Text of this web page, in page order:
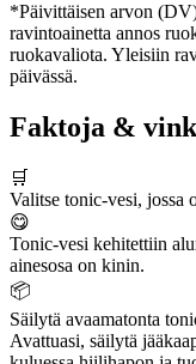
*Päivittäisen arvon
ravintoainetta annos
ruokavaliota. Yleisiin
päivässä.
Faktoja &
🛒
Valitse tonic-vesi, jossa
😋
Tonic-vesi kehitettiin
ainesosa on kinin.
📦
Säilytä avaamatonta
Avattuasi, säilytä